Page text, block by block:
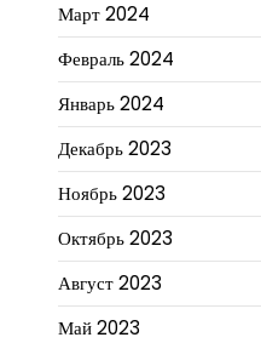
Март 2024
Февраль 2024
Январь 2024
Декабрь 2023
Ноябрь 2023
Октябрь 2023
Август 2023
Май 2023